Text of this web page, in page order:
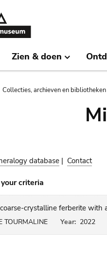
Zien & doen
Collecties, archieven en bibliotheken
database | Contact
criteria
coarse-crystalline ferberite with
TOURMALINE Year: 2022